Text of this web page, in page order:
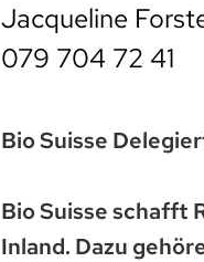
Jacqueline
079 704 72 41
Bio Suisse
Bio Suisse schafft
Inland. Dazu